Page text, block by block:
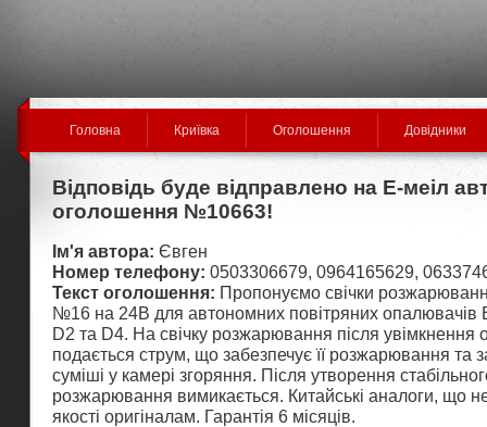
Головна Криївка Оголошення Довідники
Відповідь буде відправлено на Е-меіл
оголошення №10663!
Ім'я автора: Євген
Номер телефону: 0503306679, 0964165629,
Текст оголошення: Пропонуємо свічки
№16 на 24В для автономних повітряних опалювачів
D2 та D4. На свічку розжарювання після увімкнення
подається струм, що забезпечує її розжарювання та
суміші у камері згоряння. Після утворення
розжарювання вимикається. Китайські аналоги, що
якості оригіналам. Гарантія 6 місяців.